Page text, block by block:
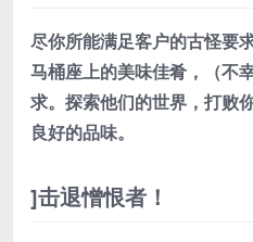
尽你所能满足客户的古怪要
马桶座上的美味佳肴，（不
求。探索他们的世界，打败
良好的品味。
]击退憎恨者！